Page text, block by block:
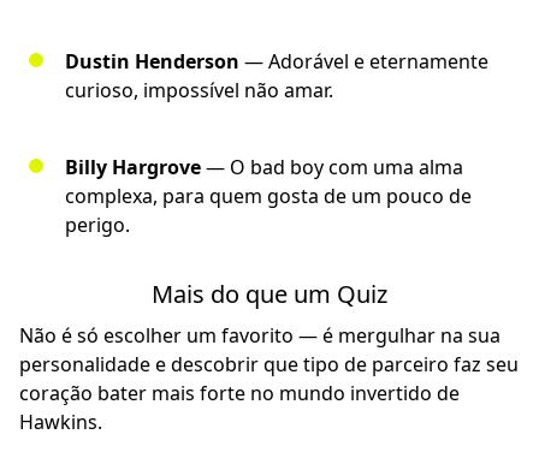
Dustin Henderson — Adorável e eternamente
curioso, impossível não amar.
Billy Hargrove— O bad boy com uma alma
complexa, para quem gosta de um pouco de
perigo.
Mais do que um Quiz
Não é só escolher um favorito — é mergulhar na sua
personalidade e descobrir que tipo de parceiro faz seu
coração bater mais forte no mundo invertido de
Hawkins.